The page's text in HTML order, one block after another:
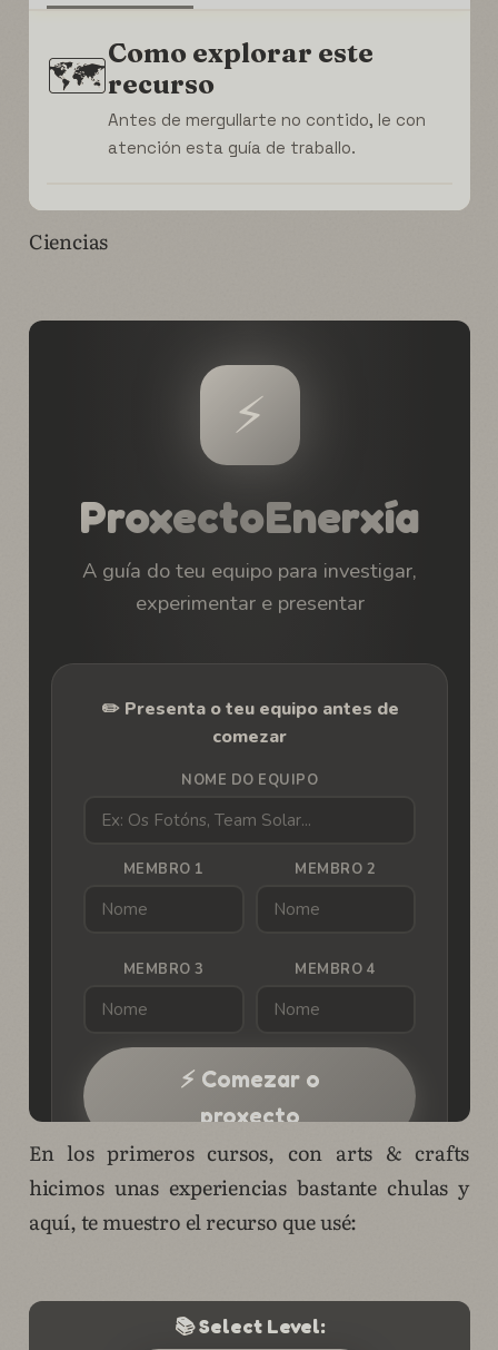
Ciencias
En los primeros cursos, con arts & crafts
hicimos unas experiencias bastante chulas y
aquí, te muestro el recurso que usé: